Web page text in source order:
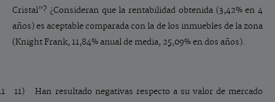
Cristal”? ¿Consideran que la rentabilidad obtenida (3,42% en 4
años) es aceptable comparada con la de los inmuebles de la zona
(Knight Frank, 11,84% anual de media, 25,09% en dos años).
11)
Han resultado negativas respecto a su valor de mercado